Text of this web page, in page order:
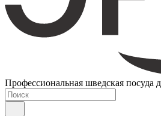
Профессиональная шведская посуда